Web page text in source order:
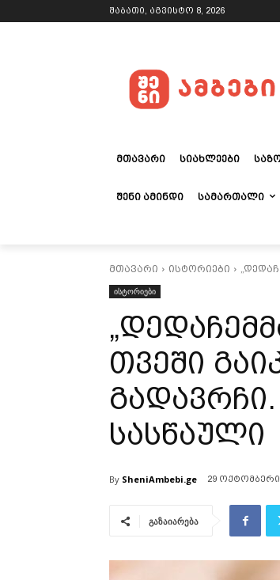
შაბათი, აგვისტო 8, 2026
ᲛᲗᲐᲕᲐᲠᲘ ᲡᲘᲐᲮᲚᲔᲔᲑᲘ
ᲨᲔᲜᲘ ᲐᲛᲘᲜᲓᲘ ᲡᲐᲛᲐᲠᲗᲐᲚᲘ
მთავარი ისტორიები
ისტორიები
თვეში
სასწაული
By SheniAmbebi.ge 29 ოქტომბერი
გაზაიარება